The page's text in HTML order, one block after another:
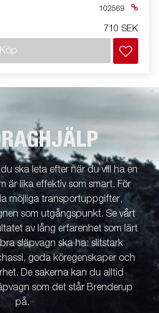
102569
710 SEK
Köp
ska leta efter när du vill ha en
är lika effektiv som smart. För
möjliga transportuppgifter,
som utgångspunkt. Se vårt
av lång erfarenhet som lärt
släpvagn ska ha: slitstark
goda köregenskaper och
De sakerna kan du alltid
som det står Brenderup
på.